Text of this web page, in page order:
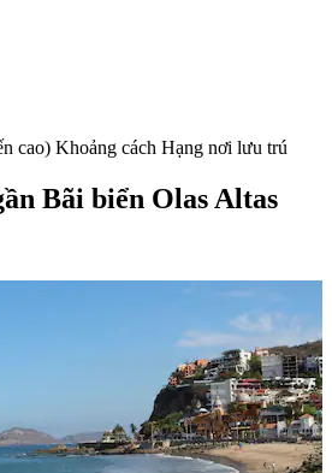
cao) Khoảng cách Hạng nơi lưu trú
Bãi biển Olas Altas